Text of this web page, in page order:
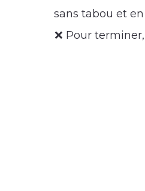
sans tabou et
❌ Pour